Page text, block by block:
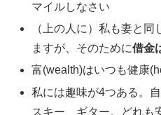
マイルしなさい
（上の人に）私も妻と
ますが、そのために借金
富(wealth)はいつも健康
私には趣味が4つある。
スキー、ギター。どれも